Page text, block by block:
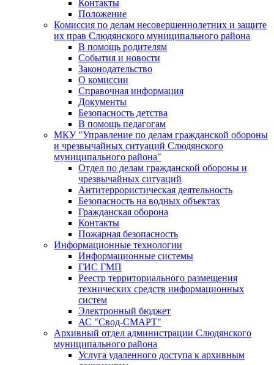
Контакты
Положение
Комиссия по делам несовершеннолетних и защите
их прав Слюдянского муниципального района
В помощь родителям
События и новости
Законодательство
О комиссии
Справочная информация
Документы
Безопасность детства
В помощь педагогам
МКУ "Управление по делам гражданской обороны
и чрезвычайных ситуаций Слюдянского
муниципального района"
Отдел по делам гражданской обороны и
чрезвычайных ситуаций
Антитеррористическая деятельность
Безопасность на водных объектах
Гражданская оборона
Контакты
Пожарная безопасность
Информационные технологии
Информационные системы
ГИС ГМП
Реестр территориального размещения
технических средств информационных
систем
Электронный бюджет
АС "Свод-СМАРТ"
Архивный отдел администрации Слюдянского
муниципального района
Услуга удаленного доступа к архивным